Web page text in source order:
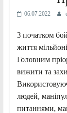
06.07.2022
3 початком
життя
Головним
вижити та
людей,
питаннями,